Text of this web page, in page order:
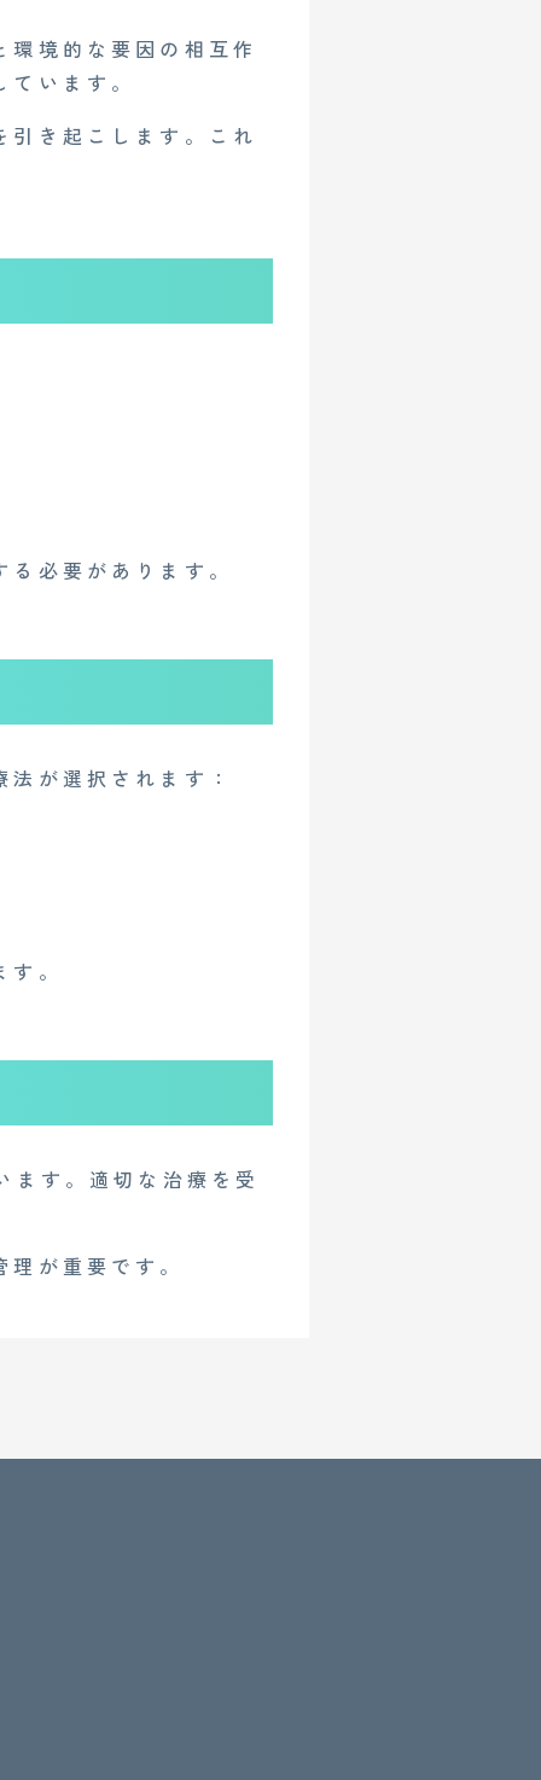
境的な要因の相互作
います。
き起こします。これ
必要があります。
が選択されます：
。
ます。適切な治療を受
が重要です。
イベント